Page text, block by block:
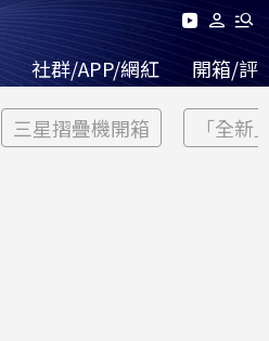
社群/APP/網紅 開箱/評
三星摺疊機開箱 「全新